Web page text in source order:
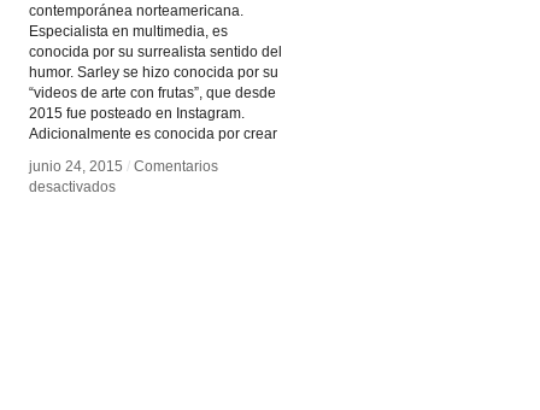
contemporánea norteamericana.
Especialista en multimedia, es
conocida por su surrealista sentido del
humor. Sarley se hizo conocida por su
“videos de arte con frutas”, que desde
2015 fue posteado en Instagram.
Adicionalmente es conocida por crear
junio 24, 2015 / Comentarios
desactivadosen
junio 24, 2015 / Comentarios
desactivadosen